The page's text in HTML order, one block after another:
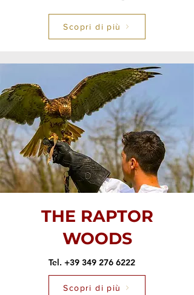
Scopri di più
THE RAPTOR
WOODS
Tel. +39 349 276 6222
Scopri di più